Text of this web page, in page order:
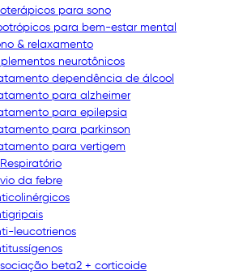
para sono
para bem-estar mental
& relaxamento
neurotônicos
dependência de álcool
para alzheimer
para epilepsia
para parkinson
para vertigem
da febre
leucotrienos
beta2 + corticoide